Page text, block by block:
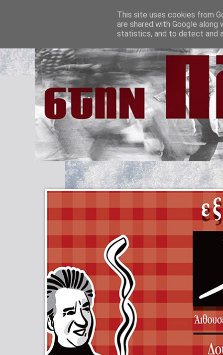
This site uses cookies from
are shared with Google
statistics, and to detect and